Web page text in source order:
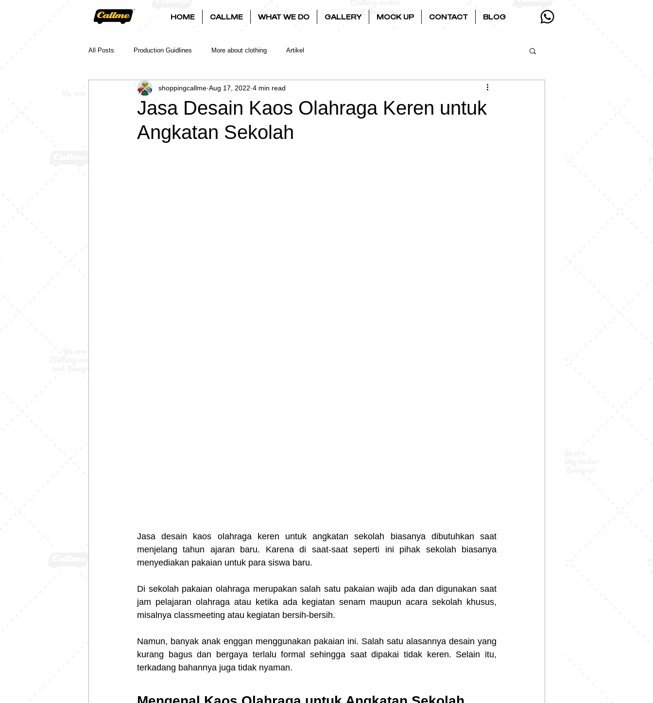
HOME CALLME WHAT WE DO GALLERY MOCK UP CONTACT BLOG
All Posts Production Guidlines More about clothing Artikel
Jasa Desain Kaos Olahraga Keren untuk
Angkatan Sekolah
shoppingcallme Aug 17, 2022 4 min read
Jasa desain kaos olahraga keren untuk angkatan sekolah biasanya dibutuhkan saat
menjelang tahun ajaran baru. Karena di saat-saat seperti ini pihak sekolah biasanya
menyediakan pakaian untuk para siswa baru.
Di sekolah pakaian olahraga merupakan salah satu pakaian wajib ada dan digunakan saat
jam pelajaran olahraga atau ketika ada kegiatan senam maupun acara sekolah khusus,
misalnya classmeeting atau kegiatan bersih-bersih.
Namun, banyak anak enggan menggunakan pakaian ini. Salah satu alasannya desain yang
kurang bagus dan bergaya terlalu formal sehingga saat dipakai tidak keren. Selain itu,
terkadang bahannya juga tidak nyaman.